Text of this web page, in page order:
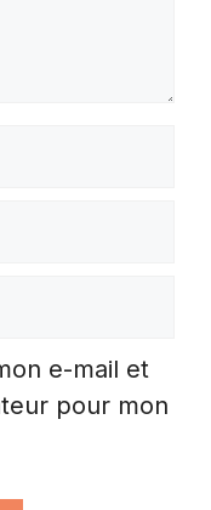
e-mail et
pour mon